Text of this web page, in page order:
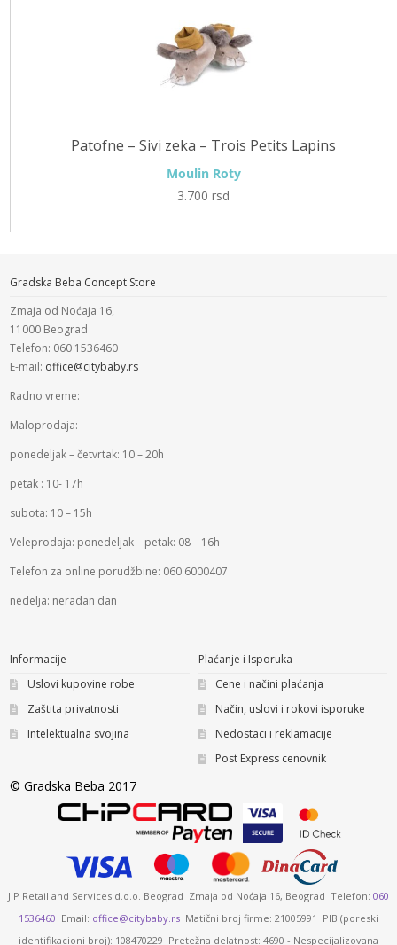
Patofne – Sivi zeka – Trois Petits Lapins
Moulin Roty
3.700rsd
Gradska Beba Concept Store
Zmaja od Noćaja 16,
11000 Beograd
Telefon: 060 1536460
E-mail: office@citybaby.rs
Radno vreme:
Maloprodaja:
ponedeljak – četvrtak: 10 – 20h
petak : 10- 17h
subota: 10 – 15h
Veleprodaja: ponedeljak – petak: 08 – 16h
Telefon za online porudžbine: 060 6000407
nedelja: neradan dan
Informacije
Uslovi kupovine robe
Zaštita privatnosti
Intelektualna svojina
Plaćanje i Isporuka
Cene i načini plaćanja
Način, uslovi i rokovi isporuke
Nedostaci i reklamacije
Post Express cenovnik
© Gradska Beba 2017
JIP Retail and Services d.o.o. Beograd Zmaja od Noćaja 16, Beograd Telefon: 060
1536460 Email: office@citybaby.rs Matični broj firme: 21005991 PIB (poreski
identifikacioni broj): 108470229 Pretežna delatnost: 4690 - Nespecijalizovana